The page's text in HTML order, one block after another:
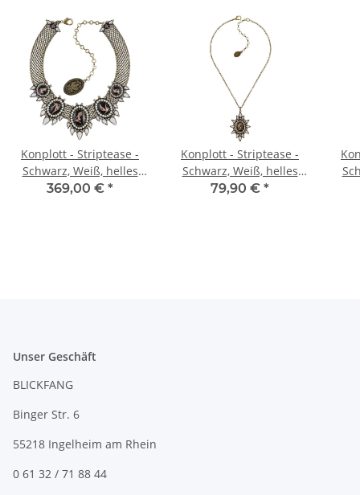
Konplott - Striptease -
Schwarz, Weiß, helles
Antikmessing, Halskette
369,00 € *
Konplott - Striptease -
Schwarz, Weiß, helles
Antikmessing, Halskette
79,90 € *
Unser Geschäft
BLICKFANG
Binger Str. 6
55218 Ingelheim am Rhein
0 61 32 / 71 88 44